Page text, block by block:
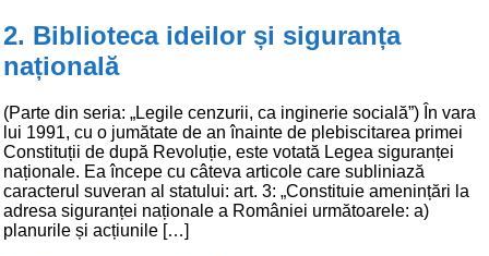
2. Biblioteca ideilor și siguranța
națională
(Parte din seria: „Legile cenzurii, ca inginerie socială”) În vara
lui 1991, cu o jumătate de an înainte de plebiscitarea primei
Constituții de după Revoluție, este votată Legea siguranței
naționale. Ea începe cu câteva articole care subliniază
caracterul suveran al statului: art. 3: „Constituie amenințări la
adresa siguranței naționale a României următoarele: a)
planurile și acțiunile […]